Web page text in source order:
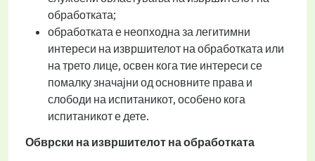
обработката;
обработката е неопходна за легитимни
интереси на извршителот на обработката или
на трето лице, освен кога тие интереси се
помалку значајни од основните права и
слободи на испитаникот, особено кога
испитаникот е дете.
Обврски на извршителот на обработката